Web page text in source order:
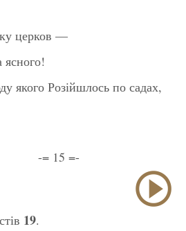
церков —
ясного!
якого Розійшлось по садах,
-= 15 =-
19.